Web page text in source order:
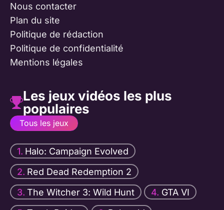
Nous contacter
Plan du site
Politique de rédaction
Politique de confidentialité
Mentions légales
Les jeux vidéos les plus
populaires
Tous les jeux
Halo: Campaign Evolved
Red Dead Redemption 2
The Witcher 3: Wild Hunt
GTA VI